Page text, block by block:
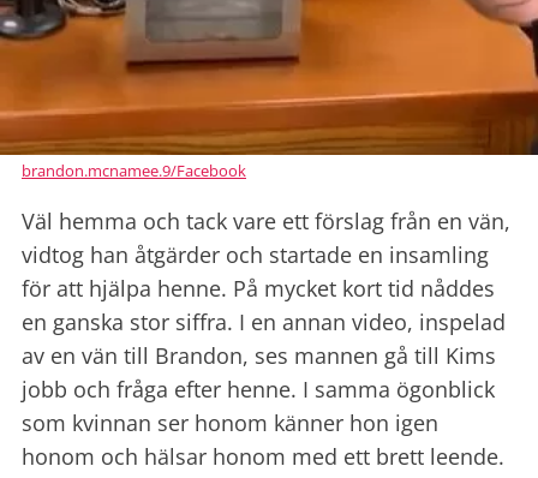
brandon.mcnamee.9/Facebook
Väl hemma och tack vare ett förslag från en vän,
vidtog han åtgärder och startade en insamling
för att hjälpa henne. På mycket kort tid nåddes
en ganska stor siffra. I en annan video, inspelad
av en vän till Brandon, ses mannen gå till Kims
jobb och fråga efter henne. I samma ögonblick
som kvinnan ser honom känner hon igen
honom och hälsar honom med ett brett leende.